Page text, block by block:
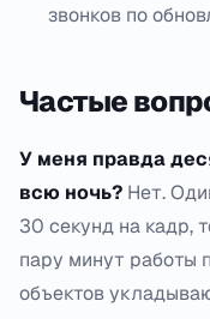
звонков по
Частые
У меня правда
всю ночь? Нет.
30 секунд на кадр,
пару минут работы
объектов